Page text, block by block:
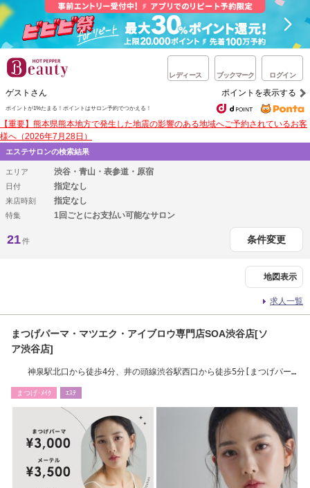
レディース ブックマーク ログイン
ゲストさん ポイントを表示する
ポイントが1%たまる！ ポイントはサロン予約でつかえる！
【重要】熊本県熊本地方で発生した地震の影響のある地域へご予約されているお客
様へ（2026年7月28日）
エステサロンの検索結果
エリア 渋谷・青山・表参道・原宿
日付 指定なし
来店時刻 指定なし
特集 1回ごとにお支払い可能なサロン
21件 条件変更
地図表示
求人一覧
まつげパーマ・マツエク・アイブロウ専門店SOA渋谷店[ソ
ア渋谷店]
神泉駅北口から徒歩4分、井の頭線渋谷駅西口から徒歩5分[まつげパー
まつげ･ﾒｲｸ ｴｽﾃ